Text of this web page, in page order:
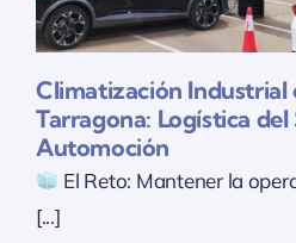
Climatización Industrial
Tarragona: Logística del
Automoción
El Reto: Mantener la
[...]